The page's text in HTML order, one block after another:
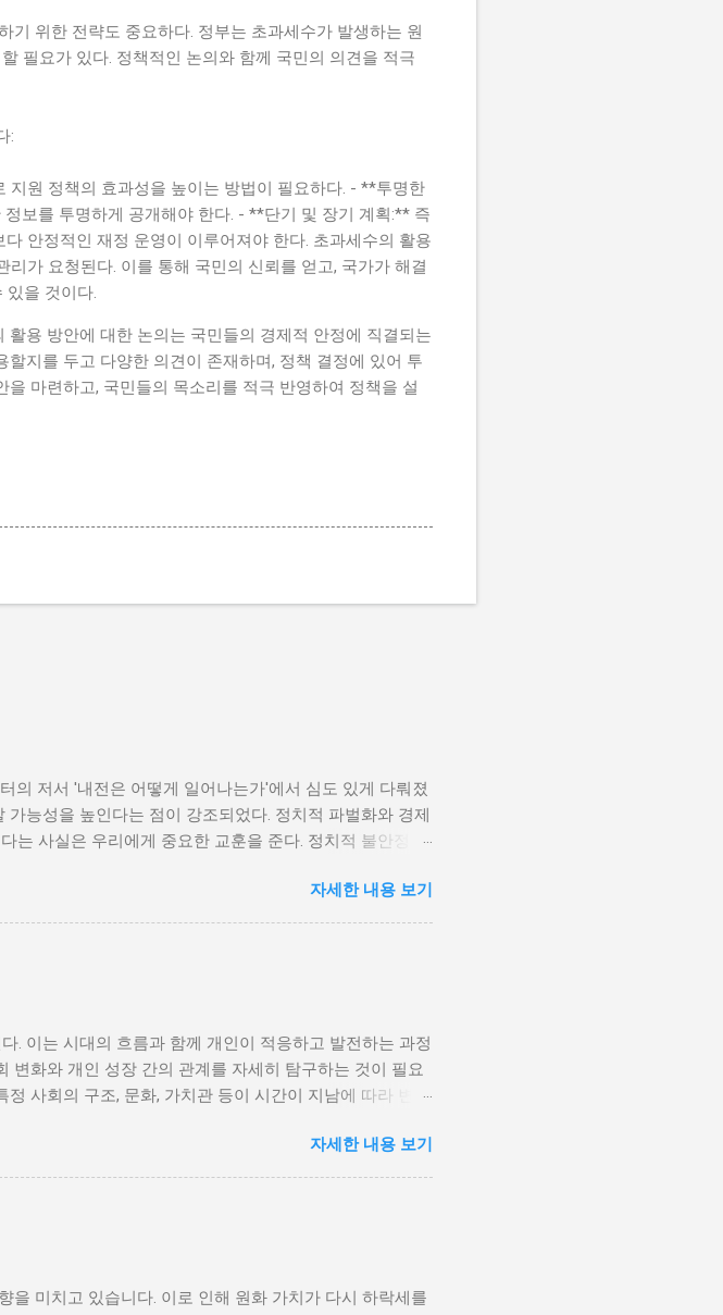
기 위한 전략도 중요하다. 정부는 초과세수가 발생하는 원
필요가 있다. 정책적인 논의와 함께 국민의 의견을 적극
:
원 정책의 효과성을 높이는 방법이 필요하다. - **투명한
보를 투명하게 공개해야 한다. - **단기 및 장기 계획:** 즉
안정적인 재정 운영이 이루어져야 한다. 초과세수의 활용
가 요청된다. 이를 통해 국민의 신뢰를 얻고, 국가가 해결
을 것이다.
용 방안에 대한 논의는 국민들의 경제적 안정에 직결되는
지를 두고 다양한 의견이 존재하며, 정책 결정에 있어 투
마련하고, 국민들의 목소리를 적극 반영하여 정책을 설
의 저서 '내전은 어떻게 일어나는가'에서 심도 있게 다뤄졌
능성을 높인다는 점이 강조되었다. 정치적 파벌화와 경제
는 사실은 우리에게 중요한 교훈을 준다. 정치적 불안정성
정치적 갈등이 심화되고, 이로 인해 내전의 위험이 증가한
을 느끼고, 체제 전복을 위해 무장 세력에 참여하거나 반정
불안정성이 높은 국가에서는 종종 내전이 발발했던 예가
는 먼저 정치 체제를 안정시키고, 시민들의 목소리가 공정
련이다. 이와 같은 경제적 상황은 종종 특정 집단의 정치
발이 촉발된다. 성장은 불균형하게 이루어지고, 실업률은
무장 봉기와 같은 극단적 선택을 고려하게 된다. 경제적
발 가능성을 크게 낮출 수 있다. 군사적 갈등과 내전의 불씨
세력 간의 갈등이 심화되거나 외부 세력이 개입하게 되면
의 이념이나 이해관계에 따라 성격이 다르지만, 이들은 종
자세한 내용 보기
. 이는 시대의 흐름과 함께 개인이 적응하고 발전하는 과정
변화와 개인 성장 간의 관계를 자세히 탐구하는 것이 필요
사회의 구조, 문화, 가치관 등이 시간이 지남에 따라 변화
용하여 이루어진다. 예를 들어, 산업 혁명은 사람들이 일
에 따라 개인의 역할과 목표 또한 변화할 수밖에 없었다.
창출한다. 예를 들어, 정보통신기술의 발전으로 인해 원거
인 제약에서 벗어나 국제적인 시장에서도 활발히 활동할
과 스트레스를 느낄 수 있으며, 이에 따라 성장의 기회를
자세한 내용 보기
을 미치고 있습니다. 이로 인해 원화 가치가 다시 하락세를